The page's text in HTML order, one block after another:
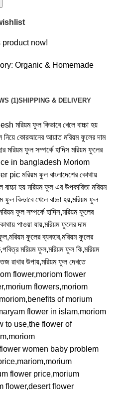
now!
Organic & Homemade
(1)SHIPPING & DELIVERY
ফুল কিভাবে খেলে বাচ্চা হয়
নিয়ে কোরআনের আয়াত মরিয়ম ফুলের দাম
মরিয়ম ফুল সম্পর্কে হাদিস মরিয়ম ফুলের
in bangladesh Moriom
মরিয়ম ফুল বাংলাদেশের কোথায়
বাচ্চা হয় মরিয়ম ফুল এর উপকারিতা মরিয়ম
ফুল কিভাবে খেলে বাচ্চা হয়,মরিয়ম ফুল
ফুল সম্পর্কে হাদিস,মরিয়ম ফুলের
পাওয়া যায়,মরিয়ম ফুলের দাম
ফুলের ব্যবহার,মরিয়ম ফুলের
মরিয়ম ফুল,মরিয়ম ফুল কি,মরিয়ম
রাখার উপায়,মরিয়ম ফুল দেখতে
flower,moriom flower
flowers,moriom
of morium
flower in islam,moriom
to use,the flower of
women baby problem
flower price,morium
flower,desert flower